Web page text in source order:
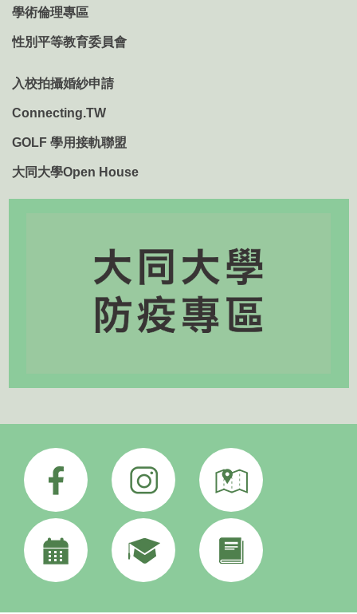
學術倫理專區
性別平等教育委員會
入校拍攝婚紗申請
Connecting.TW
GOLF 學用接軌聯盟
大同大學Open House